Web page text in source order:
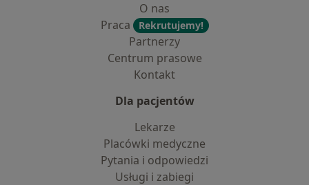
O nas
Praca
Rekrutujemy!
Partnerzy
Centrum prasowe
Kontakt
Dla pacjentów
Lekarze
Placówki medyczne
Pytania i odpowiedzi
Usługi i zabiegi